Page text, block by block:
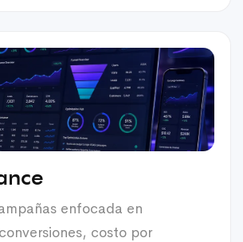
enfocada en
costo por